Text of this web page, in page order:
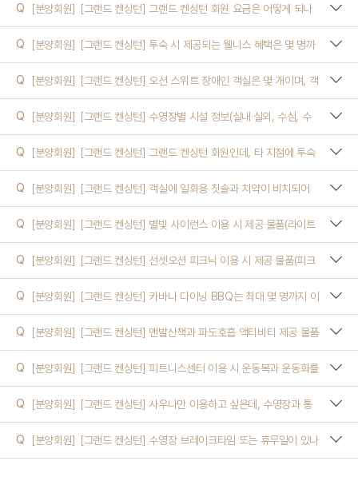
Q
[분양회원] [그랜드 켄싱턴] 그랜드 켄싱턴 회원 요금은 어떻게 되나
요?
Q
[분양회원] [그랜드 켄싱턴] 투숙 시 제공되는 웰니스 혜택은 몇 명까
지 무료로 이용할 수 있나요?
Q
[분양회원] [그랜드 켄싱턴] 오션 스위트 장애인 객실은 몇 개이며, 객
실 번호와 일반 객실과의 차이점은 무엇인가요?
Q
[분양회원] [그랜드 켄싱턴] 수영장별 시설 정보(실내·실외, 수심, 수
온, 어린이 전용풀, 온수풀)는 어떻게 되나요?
Q
[분양회원] [그랜드 켄싱턴] 그랜드 켄싱턴 회원인데, 타 지점에 투숙
하면서 피트니스센터만 이용할 수 있나요?
Q
[분양회원] [그랜드 켄싱턴] 객실에 일회용 칫솔과 치약이 비치되어
있나요? 없다면 구매할 수 있나요?
Q
[분양회원] [그랜드 켄싱턴] 별빛 사이런스 이용 시 제공 물품(라이트
F&B, 저조도 랜턴, 블랭킷)은 어디에서 받을 수 있나요?
Q
[분양회원] [그랜드 켄싱턴] 선셋오션 피크닉 이용 시 제공 물품(피크
닉 키트, 스낵, 음료)은 어디에서 받을 수 있나요?
Q
[분양회원] [그랜드 켄싱턴] 카바나 다이닝 BBQ는 최대 몇 명까지 이
용할 수 있나요?
Q
[분양회원] [그랜드 켄싱턴] 맨발산책과 파도호흡 액티비티 제공 물품
(타월, 생수, 맨발걷기 가이드)은 어디에서 받을 수 있나요?
Q
[분양회원] [그랜드 켄싱턴] 피트니스센터 이용 시 운동복과 운동화를
대여할 수 있나요?
Q
[분양회원] [그랜드 켄싱턴] 사우나만 이용하고 싶은데, 수영장과 통
합권으로만 구매해야 하나요?
Q
[분양회원] [그랜드 켄싱턴] 수영장 브레이크타임 또는 휴무일이 있나
요?